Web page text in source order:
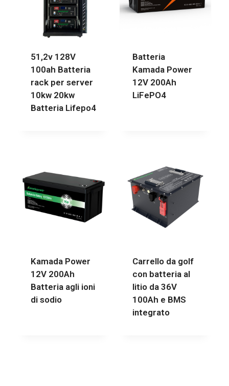
51,2v 128V
100ah Batteria
rack per server
10kw 20kw
Batteria Lifepo4
Batteria
Kamada Power
12V 200Ah
LiFePO4
Kamada Power
12V 200Ah
Batteria agli ioni
di sodio
Carrello da golf
con batteria al
litio da 36V
100Ah e BMS
integrato